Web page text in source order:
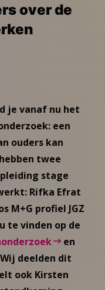
over de
je vanaf nu het
een
ouders kan
twee
stage
Rifka Efrat
M+G profiel JGZ
te vinden op de
en
deelden dit
ook Kirsten